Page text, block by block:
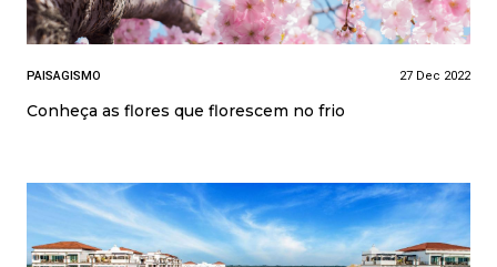
PAISAGISMO 27 Dec 2022
Conheça as flores que florescem no frio